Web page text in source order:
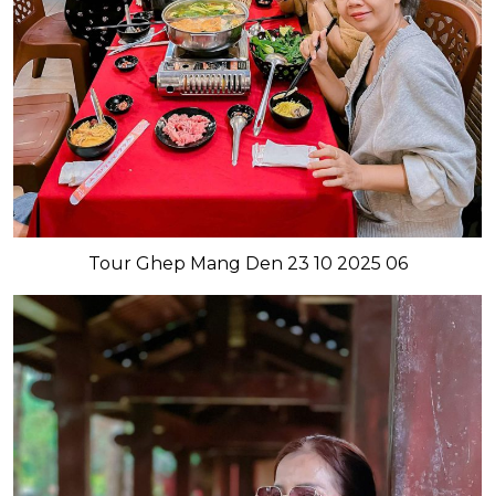
Tour Ghep Mang Den 23 10 2025 06